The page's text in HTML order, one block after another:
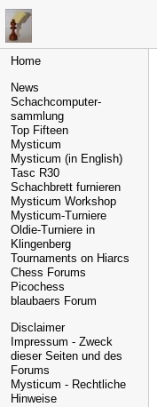
Home
News
Schachcomputer-
sammlung
Top Fifteen
Mysticum
Mysticum (in English)
Tasc R30
Schachbrett furnieren
Mysticum Workshop
Mysticum-Turniere
Oldie-Turniere in
Klingenberg
Tournaments on Hiarcs
Chess Forums
Picochess
blaubaers Forum
Disclaimer
Impressum - Zweck
dieser Seiten und des
Forums
Mysticum - Rechtliche
Hinweise